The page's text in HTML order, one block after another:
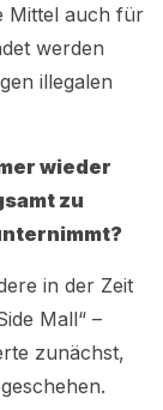
Mittel auch für
werden
illegalen
wieder
zu
in der Zeit
Mall“ –
zunächst,